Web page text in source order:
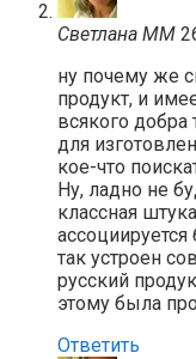
Светлана ММ
ну почему же
продукт, и
всякого добра
для
кое-что
Ну, ладно не
классная
так устроен
русский
этому была
Ответить